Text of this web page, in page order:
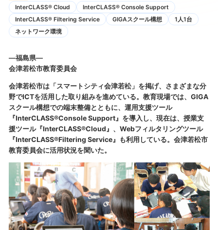
InterCLASS® Cloud
InterCLASS®︎ Console Support
InterCLASS®︎ Filtering Service
GIGAスクール構想
1人1台
ネットワーク環境
―福島県―
会津若松市教育委員会
会津若松市は「スマートシティ会津若松」を掲げ、さまざまな分
野でICTを活用した取り組みを進めている。教育現場では、GIGA
スクール構想での端末整備とともに、運用支援ツール
『InterCLASS®Console Support』を導入し、現在は、授業支
援ツール『InterCLASS®Cloud』、Webフィルタリングツール
『InterCLASS®Filtering Service』も利用している。会津若松市
教育委員会に活用状況を聞いた。